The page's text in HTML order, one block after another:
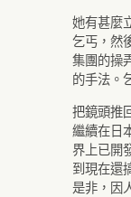
她有甚麼
乞丐，然
集團的操
的手法。
把鏡頭推
繼續在日
界上已開
到現在還
是非，因